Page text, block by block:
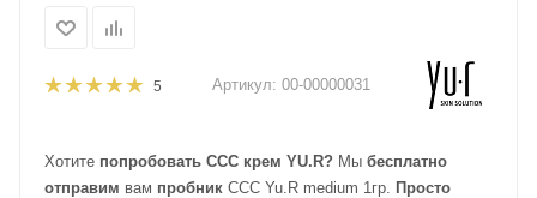
5 Артикул: 00-00000031
Хотите попробовать ССС крем YU.R? Мы бесплатно
отправим вам пробник CCC Yu.R medium 1гр. Просто